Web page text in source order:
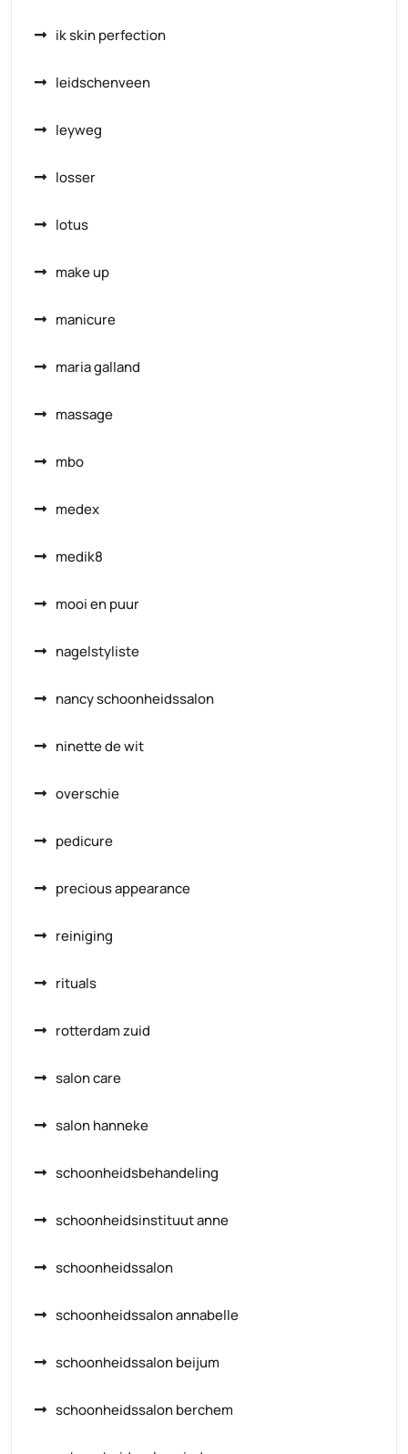
ik skin perfection
leidschenveen
leyweg
losser
lotus
make up
manicure
maria galland
massage
mbo
medex
medik8
mooi en puur
nagelstyliste
nancy schoonheidssalon
ninette de wit
overschie
pedicure
precious appearance
reiniging
rituals
rotterdam zuid
salon care
salon hanneke
schoonheidsbehandeling
schoonheidsinstituut anne
schoonheidssalon
schoonheidssalon annabelle
schoonheidssalon beijum
schoonheidssalon berchem